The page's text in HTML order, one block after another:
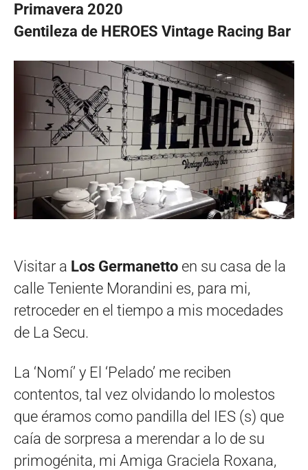
Primavera 2020
Gentileza de HEROES Vintage Racing Bar
Visitar a Los Germanetto en su casa de la
calle Teniente Morandini es, para mi,
retroceder en el tiempo a mis mocedades
de La Secu.
La ‘Nomí’ y El ‘Pelado’ me reciben
contentos, tal vez olvidando lo molestos
que éramos como pandilla del IES (s) que
caía de sorpresa a merendar a lo de su
primogénita, mi Amiga Graciela Roxana,